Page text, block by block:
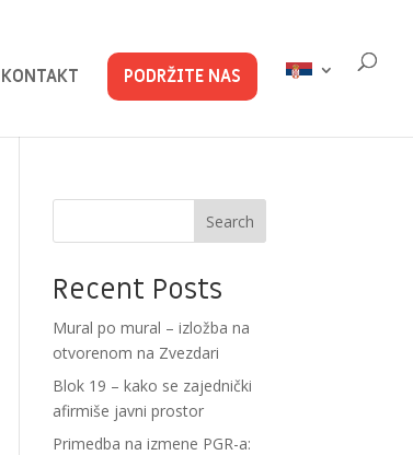
KONTAKT PODRŽITE NAS
Search
Recent Posts
Mural po mural – izložba na
otvorenom na Zvezdari
Blok 19 – kako se zajednički
afirmiše javni prostor
Primedba na izmene PGR-a: